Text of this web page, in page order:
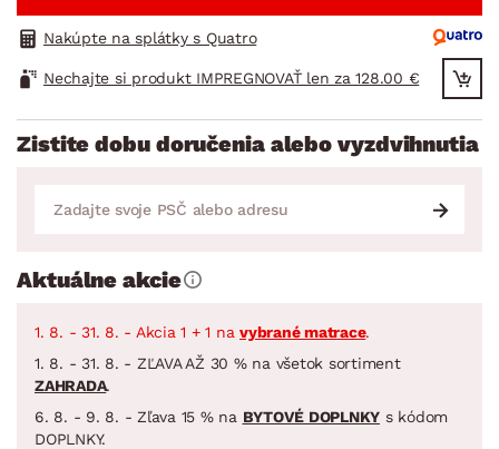
Nakúpte na splátky s Quatro
Nechajte si produkt IMPREGNOVAŤ len za 128.00 €
Zistite dobu doručenia alebo vyzdvihnutia
Aktuálne akcie
1. 8. - 31. 8. - Akcia 1 + 1 na vybrané matrace.
1. 8. - 31. 8. - ZĽAVA AŽ 30 % na všetok sortiment
ZAHRADA.
6. 8. - 9. 8. - Zľava 15 % na BYTOVÉ DOPLNKY s kódom
DOPLNKY.